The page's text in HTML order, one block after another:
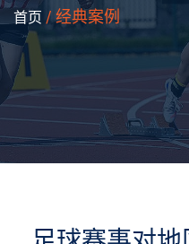
首页 / 经典案例